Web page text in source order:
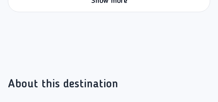
About this destination